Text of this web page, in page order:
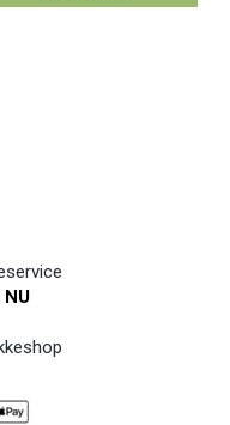
NU